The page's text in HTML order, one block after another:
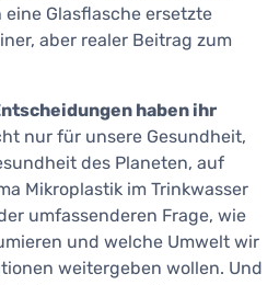
Glasflasche ersetzte
aber realer Beitrag zum
haben ihr
nur für unsere Gesundheit,
des Planeten, auf
Mikroplastik im Trinkwasser
umfassenderen Frage, wie
und welche Umwelt wir
weitergeben wollen. Und